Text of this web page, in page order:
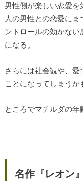
男性側が楽しい恋愛
人の男性との恋愛に
ントロールの効かな
になる。
さらには社会観や、
ことになってしまうか
ところでマチルダの年
名作『レオン